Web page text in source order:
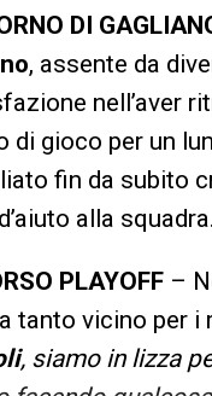
DI
, assente da
nell’aver
di gioco per un
fin da subito
alla squadra.
PLAYOFF –
tanto vicino per i
, siamo in lizza